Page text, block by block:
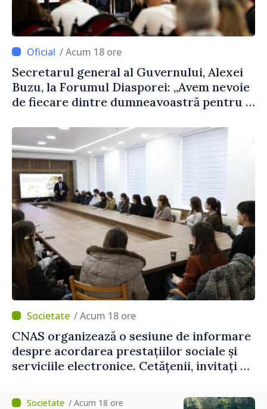
/ Acum 18 ore
Secretarul general al Guvernului, Alexei
Buzu, la Forumul Diasporei: „Avem nevoie
de fiecare dintre dumneavoastră pentru a
/ Acum 18 ore
CNAS organizează o sesiune de informare
despre acordarea prestațiilor sociale și
serviciile electronice. Cetățenii, invitați să
/ Acum 18 ore